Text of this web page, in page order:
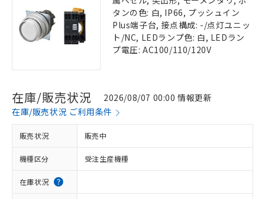
タンの色: 白, IP66, プッシュイン
Plus端子台, 接点構成: -/点灯ユニッ
ト/NC, LEDランプ色: 白, LEDラン
プ電圧: AC100/110/120V
在庫/販売状況
2026/08/07 00:00 情報更新
在庫/販売状況 ご利用条件
販売状況 販売中
機種区分 受注生産機種
在庫状況